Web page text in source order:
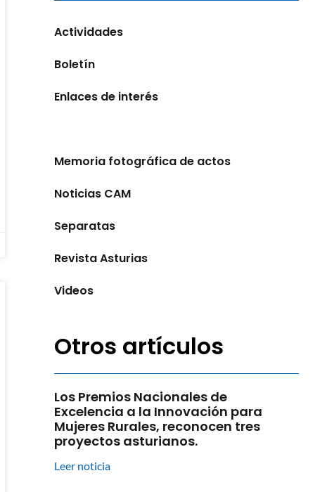
Actividades
Boletín
Enlaces de interés
Memoria fotográfica de actos
Noticias CAM
Separatas
Revista Asturias
Videos
Otros artículos
Los Premios Nacionales de
Excelencia a la Innovación para
Mujeres Rurales, reconocen tres
proyectos asturianos.
Leer noticia